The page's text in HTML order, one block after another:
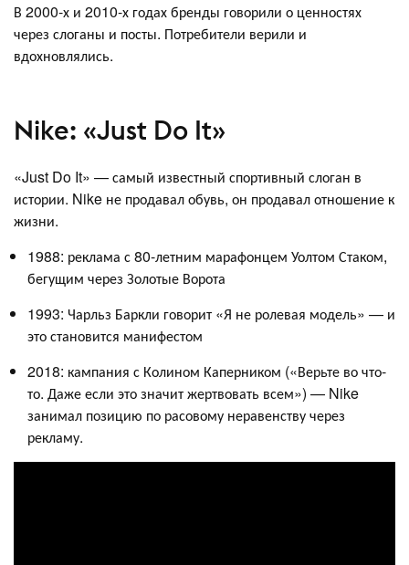
В 2000-х и 2010-х годах бренды говорили о ценностях
через слоганы и посты. Потребители верили и
вдохновлялись.
Nike: «Just Do It»
«Just Do It» — самый известный спортивный слоган в
истории. Nike не продавал обувь, он продавал отношение к
жизни.
1988: реклама с 80-летним марафонцем Уолтом Стаком,
бегущим через Золотые Ворота
1993: Чарльз Баркли говорит «Я не ролевая модель» — и
это становится манифестом
2018: кампания с Колином Каперником («Верьте во что-
то. Даже если это значит жертвовать всем») — Nike
занимал позицию по расовому неравенству через
рекламу.